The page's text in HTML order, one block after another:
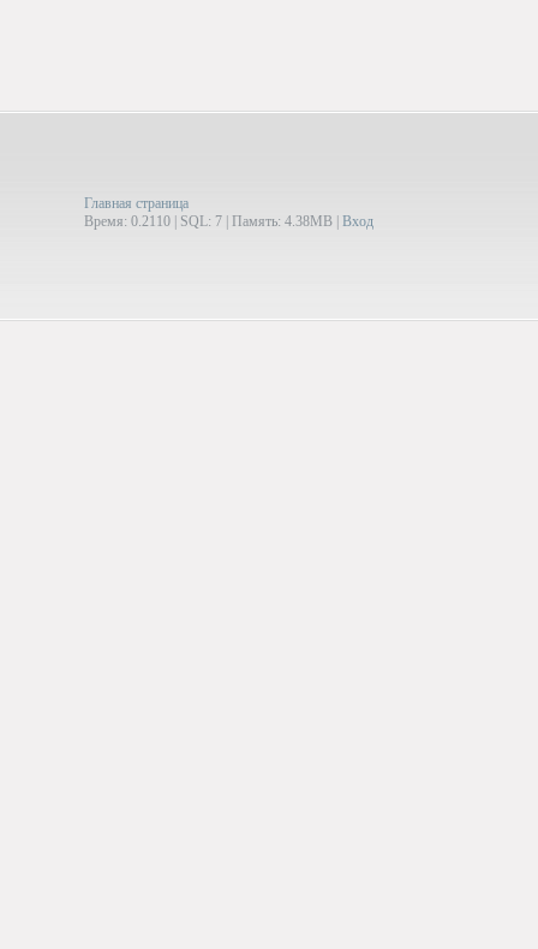
Главная страница
Время: 0.2110 | SQL: 7 | Память: 4.38MB Вход